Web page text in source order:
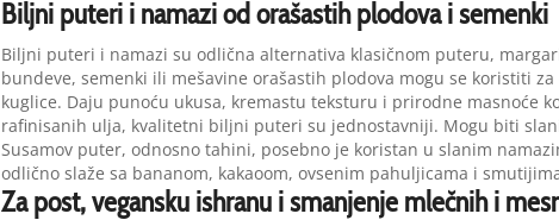
Biljni puteri i namazi od orašastih plodova i semenki
Biljni puteri i namazi su odlična alternativa klasičnom puteru,
bundeve, semenki ili mešavine orašastih plodova mogu se koristiti
kuglice. Daju punoću ukusa, kremastu teksturu i prirodne masnoće
rafinisanih ulja, kvalitetni biljni puteri su jednostavniji. Mogu biti
Susamov puter, odnosno tahini, posebno je koristan u slanim
odlično slaže sa bananom, kakaoom, ovsenim pahuljicama i
Za post, vegansku ishranu i smanjenje mlečnih i